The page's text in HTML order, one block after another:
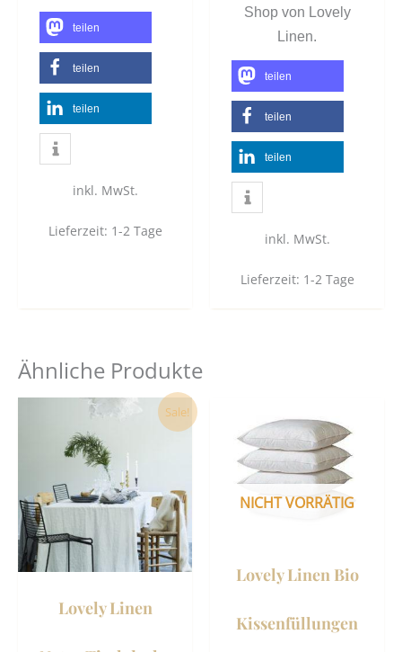
teilen
teilen
teilen
inkl. MwSt.
Lieferzeit: 1-2 Tage
Shop von Lovely
Linen.
teilen
teilen
teilen
inkl. MwSt.
Lieferzeit: 1-2 Tage
Ähnliche Produkte
Sale!
Lovely Linen
Dieses
Produkt
Varianten
auf.
Die
Optionen
NICHT VORRÄTIG
Lovely Linen Bio
Kissenfüllungen